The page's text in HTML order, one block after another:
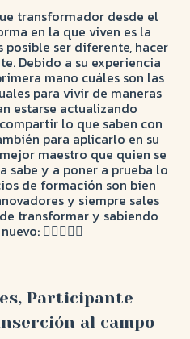
transformador desde el
en la que viven es la
posible ser diferente, hacer
Debido a su experiencia
mano cuáles son las
para vivir de maneras
estarse actualizando
lo que saben con
para aplicarlo en su
maestro que quien se
sabe y a poner a prueba lo
de formación son bien
y siempre sales
transformar y sabiendo
✊🏽🤎🌱🐒
Participante
al campo